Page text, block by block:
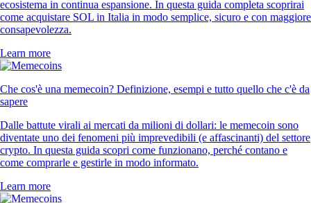
ecosistema in continua espansione. In questa guida completa scoprirai
come acquistare SOL in Italia in modo semplice, sicuro e con maggiore
consapevolezza.
Learn more
Che cos'è una memecoin? Definizione, esempi e tutto quello che c'è da
sapere
Dalle battute virali ai mercati da milioni di dollari: le memecoin sono
diventate uno dei fenomeni più imprevedibili (e affascinanti) del settore
crypto. In questa guida scopri come funzionano, perché contano e
come comprarle e gestirle in modo informato.
Learn more